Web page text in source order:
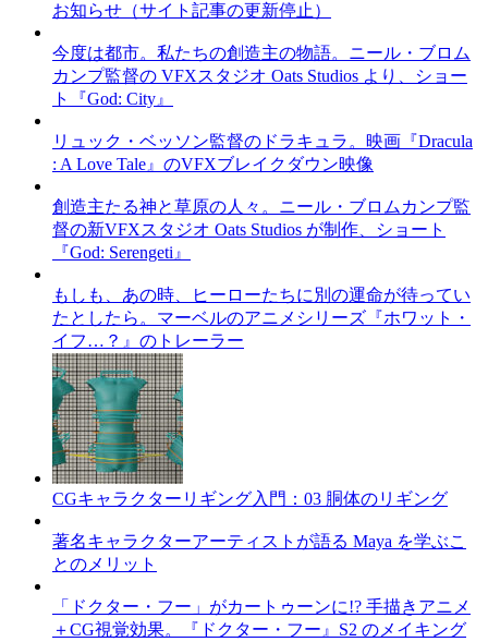
お知らせ（サイト記事の更新停止）
今度は都市。私たちの創造主の物語。ニール・ブロム
カンプ監督の VFXスタジオ Oats Studios より、ショー
ト『God: City』
リュック・ベッソン監督のドラキュラ。映画『Dracula
: A Love Tale』のVFXブレイクダウン映像
創造主たる神と草原の人々。ニール・ブロムカンプ監
督の新VFXスタジオ Oats Studios が制作、ショート
『God: Serengeti』
もしも、あの時、ヒーローたちに別の運命が待ってい
たとしたら。マーベルのアニメシリーズ『ホワット・
イフ…？』のトレーラー
CGキャラクターリギング入門：03 胴体のリギング
著名キャラクターアーティストが語る Maya を学ぶこ
とのメリット
「ドクター・フー」がカートゥーンに!? 手描きアニメ
＋CG視覚効果。『ドクター・フー』S2 のメイキング